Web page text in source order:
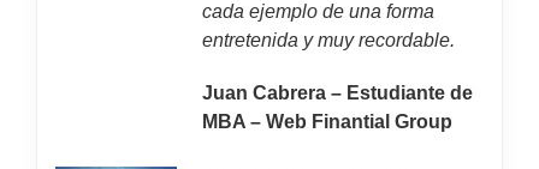
cada ejemplo de una forma
entretenida y muy recordable.
Juan Cabrera – Estudiante de
MBA – Web Finantial Group